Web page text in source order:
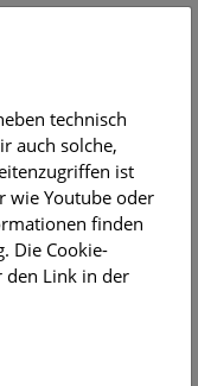
EN
und
technisch
auch solche,
ist
wie Youtube oder
finden
Die Cookie-
den Link in der